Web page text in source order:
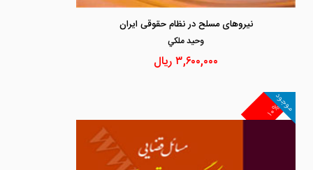
نیروهای مسلح در نظام حقوقی ایران
وحيد ملكي
۳,۶۰۰,۰۰۰ریال
۱۰%
موجود